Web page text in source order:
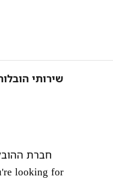
שירותי
חברת
looking for.